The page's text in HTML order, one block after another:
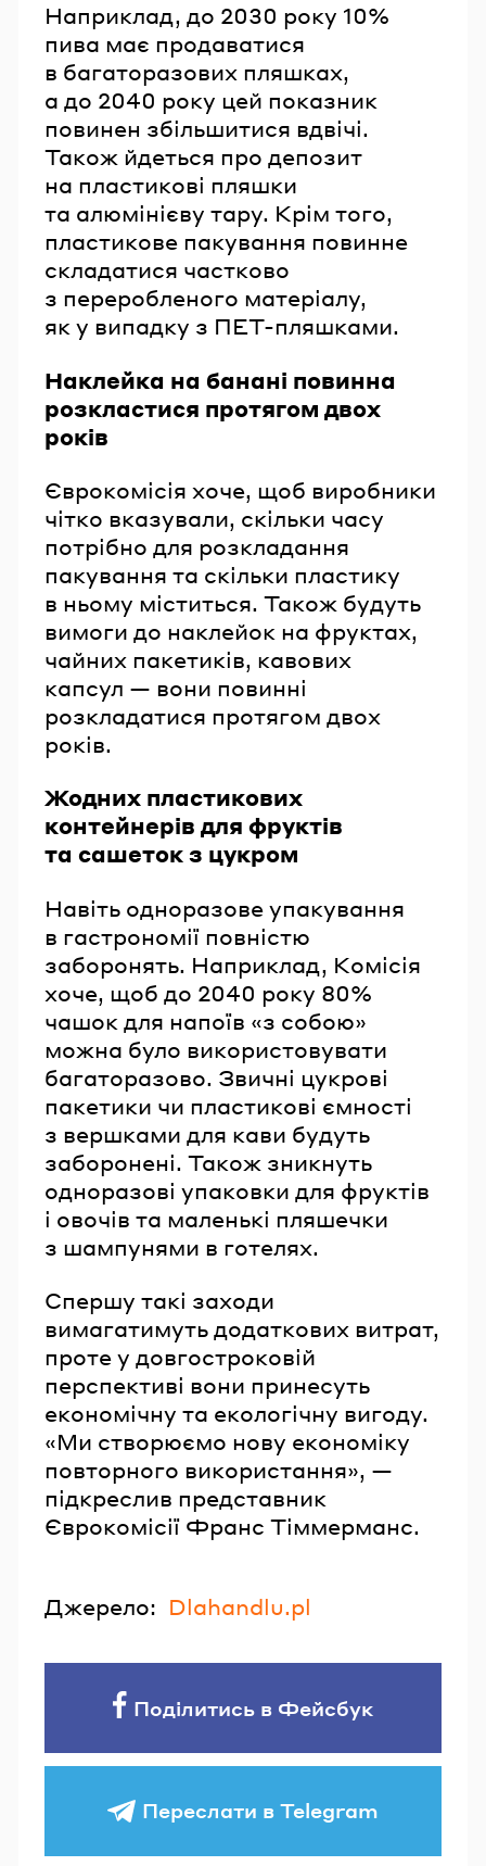
Наприклад, до 2030 року 10%
пива має продаватися
в багаторазових пляшках,
а до 2040 року цей показник
повинен збільшитися вдвічі.
Також йдеться про депозит
на пластикові пляшки
та алюмінієву тару. Крім того,
пластикове пакування повинне
складатися частково
з переробленого матеріалу,
як у випадку з ПЕТ-пляшками.
Наклейка на банані повинна
розкластися протягом двох
років
Єврокомісія хоче, щоб виробники
чітко вказували, скільки часу
потрібно для розкладання
пакування та скільки пластику
в ньому міститься. Також будуть
вимоги до наклейок на фруктах,
чайних пакетиків, кавових
капсул — вони повинні
розкладатися протягом двох
років.
Жодних пластикових
контейнерів для фруктів
та сашеток з цукром
Навіть одноразове упакування
в гастрономії повністю
заборонять. Наприклад, Комісія
хоче, щоб до 2040 року 80%
чашок для напоїв «з собою»
можна було використовувати
багаторазово. Звичні цукрові
пакетики чи пластикові ємності
з вершками для кави будуть
заборонені. Також зникнуть
одноразові упаковки для фруктів
і овочів та маленькі пляшечки
з шампунями в готелях.
Спершу такі заходи
вимагатимуть додаткових витрат,
проте у довгостроковій
перспективі вони принесуть
економічну та екологічну вигоду.
«Ми створюємо нову економіку
повторного використання», —
підкреслив представник
Єврокомісії Франс Тіммерманс.
Джерело: Dlahandlu.pl
Поділитись в Фейсбук
Переслати в Telegram